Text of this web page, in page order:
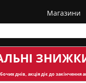
Магазини
днів, акція діє до закінчення